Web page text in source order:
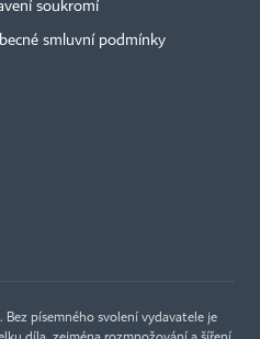
soukromí
smluvní podmínky
písemného svolení vydavatele je